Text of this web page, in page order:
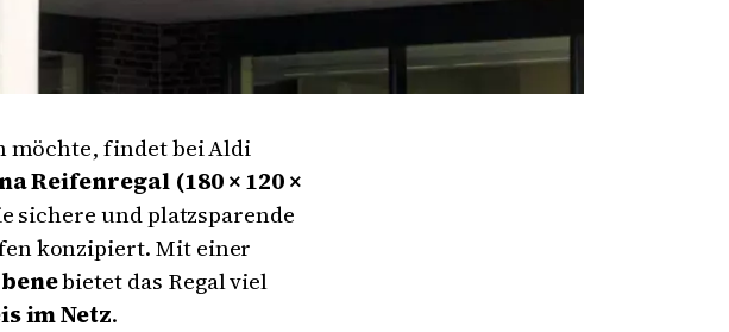
möchte, findet bei Aldi
Reifenregal (180 × 120 ×
sichere und platzsparende
konzipiert. Mit einer
bietet das Regal viel
im Netz.